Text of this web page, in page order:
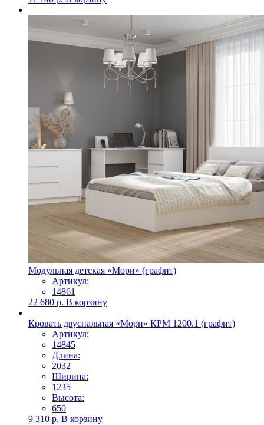
Модульная детская «Мори» (графит)
Артикул:
14861
22 680 р. В корзину
Кровать двуспальная «Мори» КРМ 1200.1 (графит)
Артикул:
14845
Длина:
2032
Ширина:
1235
Высота:
650
9 310 р. В корзину